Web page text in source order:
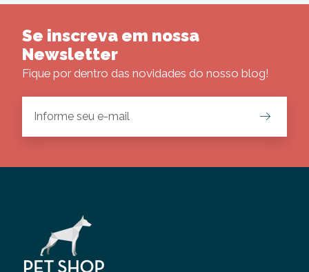
Se inscreva em nossa
Newsletter
Fique por dentro das novidades do nosso blog!